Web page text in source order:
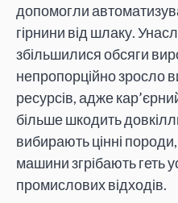
допомогли
гірнини від шлаку.
збільшилися обсяги
непропорційно зросло
ресурсів, адже
більше шкодить
вибирають цінні породи,
машини згрібають геть
промислових відходів.